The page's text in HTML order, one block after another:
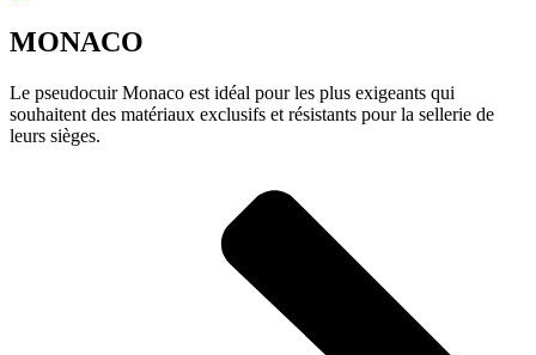
MONACO
Le pseudocuir Monaco est idéal pour les plus exigeants qui
souhaitent des matériaux exclusifs et résistants pour la sellerie de
leurs sièges.